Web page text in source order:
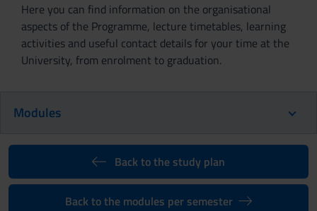
Here you can find information on the organisational
aspects of the Programme, lecture timetables, learning
activities and useful contact details for your time at the
University, from enrolment to graduation.
Modules
Back to the study plan
Back to the modules per semester